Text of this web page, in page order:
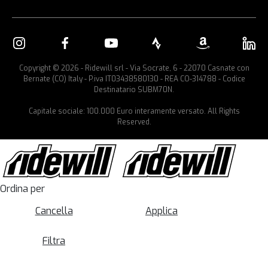
Copyright © 2026 - Ridewill srl - Via Socrate, 6 - 22070 Casnate con
Bernate (CO) Italy - P.iva IT03438580130 - REA CO-314788 - Codice
Destinatario SUBM70N.
Capitale sociale: 100.000 Euro interamente versato. All Rights
Reserved.
Ordina per
Cancella
Applica
Filtra